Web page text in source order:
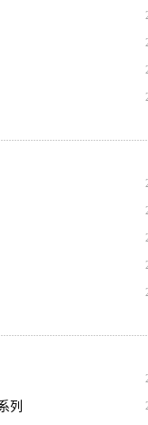
列